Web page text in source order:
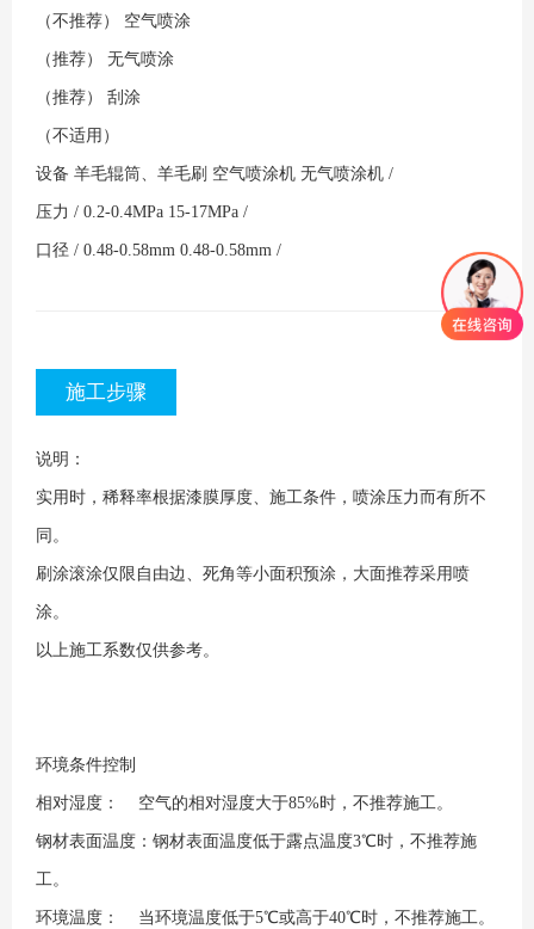
（不推荐） 空气喷涂
（推荐） 无气喷涂
（推荐） 刮涂
（不适用）
设备 羊毛辊筒、羊毛刷 空气喷涂机 无气喷涂机 /
压力 / 0.2-0.4MPa 15-17MPa /
口径 / 0.48-0.58mm 0.48-0.58mm /
施工步骤
说明：
实用时，稀释率根据漆膜厚度、施工条件，喷涂压力而有所不
同。
刷涂滚涂仅限自由边、死角等小面积预涂，大面推荐采用喷
涂。
以上施工系数仅供参考。
环境条件控制
相对湿度： 空气的相对湿度大于85%时，不推荐施工。
钢材表面温度：钢材表面温度低于露点温度3℃时，不推荐施
工。
环境温度： 当环境温度低于5℃或高于40℃时，不推荐施工。